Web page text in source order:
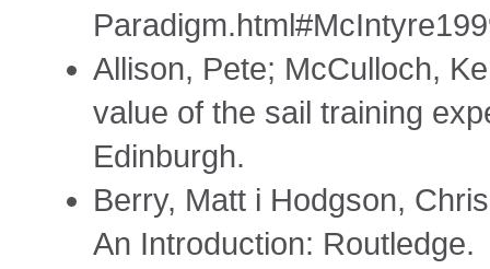
Allison, Pete; McCulloch,
value of the sail training
Edinburgh.
Berry, Matt i Hodgson,
An Introduction: Routledge.